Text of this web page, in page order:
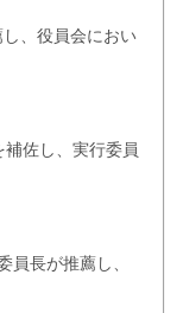
、役員会におい
佐し、実行委員
員長が推薦し、